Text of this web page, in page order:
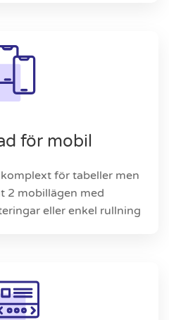
för mobil
för tabeller men
2 mobillägen med
eller enkel rullning